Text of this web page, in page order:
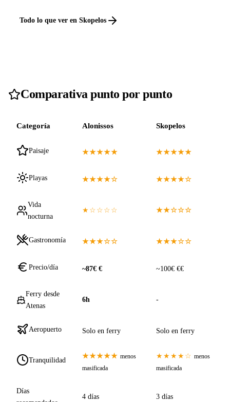
Todo lo que ver en Skopelos
Comparativa punto por punto
Categoría Alonissos Skopelos
Paisaje ★★★★★ ★★★★★
Playas ★★★★☆ ★★★★☆
Vida
nocturna
★☆☆☆☆ ★★☆☆☆
Gastronomía ★★★☆☆ ★★★☆☆
Precio/día ~87€ € ~100€ €€
Ferry desde
Atenas
6h -
Aeropuerto Solo en ferry Solo en ferry
Tranquilidad ★★★★★ menos
masificada
★★★★☆ menos
masificada
Días
4 días 3 días